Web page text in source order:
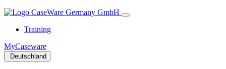
Training
MyCaseware
Deutschland